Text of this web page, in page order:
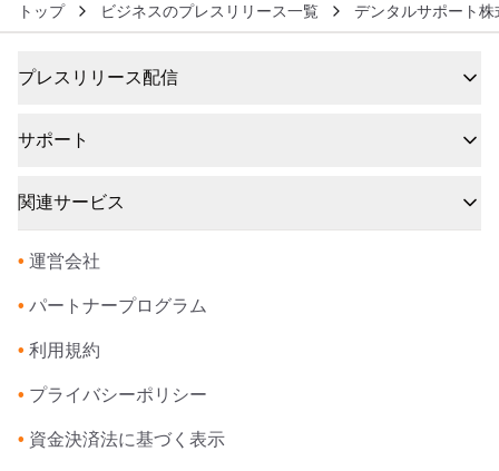
トップ ビジネスのプレスリリース一覧 デンタルサポート株
プレスリリース配信
サポート
関連サービス
• 運営会社
• パートナープログラム
• 利用規約
• プライバシーポリシー
• 資金決済法に基づく表示